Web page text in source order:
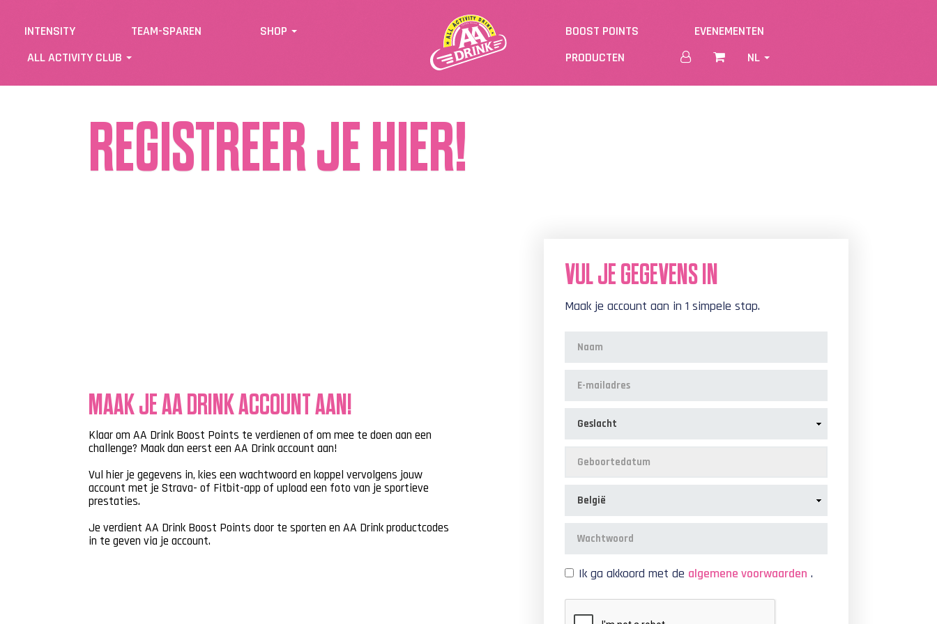
INTENSITY TEAM-SPAREN
SHOP
ALL ACTIVITY CLUB
BOOST POINTS
EVENEMENTEN
PRODUCTEN
NL
REGISTREER JE HIER!
MAAK JE AA DRINK ACCOUNT AAN!
Klaar om AA Drink Boost Points te verdienen of om mee te doen aan een
challenge? Maak dan eerst een AA Drink account aan!
Vul hier je gegevens in, kies een wachtwoord en koppel vervolgens jouw
account met je Strava- of Fitbit-app of upload een foto van je sportieve
prestaties.
Je verdient AA Drink Boost Points door te sporten en AA Drink productcodes
in te geven via je account.
VUL JE GEGEVENS IN
Maak je account aan in 1 simpele stap.
Ik ga akkoord met de algemene voorwaarden .